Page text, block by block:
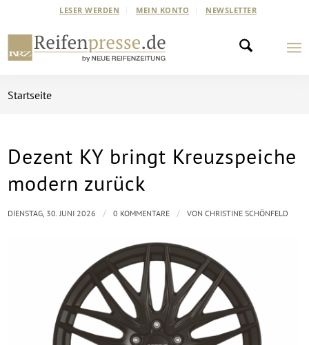
LESER WERDEN MEIN KONTO NEWSLETTER
Startseite
Dezent KY bringt Kreuzspeiche
modern zurück
DIENSTAG, 30. JUNI 2026 / 0 KOMMENTARE / VONCHRISTINE SCHÖNFELD